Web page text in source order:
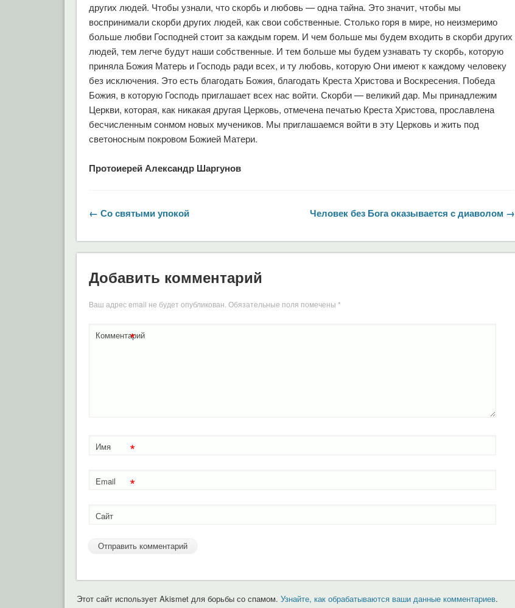
других людей. Чтобы узнали, что скорбь и любовь — одна тайна. Это значит, чтобы мы
воспринимали скорби других людей, как свои собственные. Столько горя в мире, но неизмеримо
больше любви Господней стоит за каждым горем. И чем больше мы будем входить в скорби других
людей, тем легче будут наши собственные. И тем больше мы будем узнавать ту скорбь, которую
приняла Божия Матерь и Господь ради всех, и ту любовь, которую Они имеют к каждому человеку
без исключения. Это есть благодать Божия, благодать Креста Христова и Воскресения. Победа
Божия, в которую Господь приглашает всех нас войти. Скорби — великий дар. Мы принадлежим
Церкви, которая, как никакая другая Церковь, отмечена печатью Креста Христова, прославлена
бесчисленным сонмом новых мучеников. Мы приглашаемся войти в эту Церковь и жить под
светоносным покровом Божией Матери.
Протоиерей Александр Шаргунов
← Со святыми упокой Человек без Бога оказывается с диаволом →
Добавить комментарий
Ваш адрес email не будет опубликован. Обязательные поля помечены *
Комментарий
*
Имя *
Email *
Сайт
Этот сайт использует Akismet для борьбы со спамом. Узнайте, как обрабатываются ваши данные комментариев.